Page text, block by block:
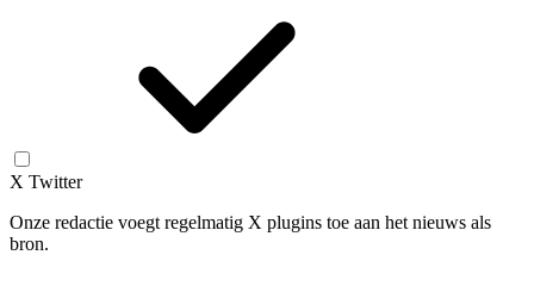
X Twitter
Onze redactie voegt regelmatig X plugins toe aan het nieuws als
bron.